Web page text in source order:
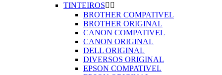
TINTEIROS 
BROTHER COMPATIVEL
BROTHER ORIGINAL
CANON COMPATIVEL
CANON ORIGINAL
DELL ORIGINAL
DIVERSOS ORIGINAL
EPSON COMPATIVEL